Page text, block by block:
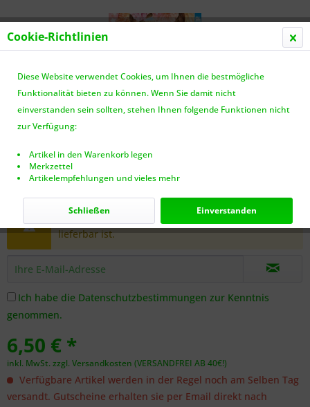
Dieser Artikel steht derzeit nicht zur Verfügung!
Benachrichtigen Sie mich, sobald der Artikel
lieferbar ist.
Ich habe die Datenschutzbestimmungen zur Kenntnis
genommen.
6,50 € *
inkl. MwSt. zzgl. Versandkosten (VERSANDFREI AB 40€!)
Verfügbare Artikel werden in der Regel noch am Selben Tag
versandt. Gutscheine erhalten sie per Email direkt nach
Cookie-Richtlinien
Diese Website verwendet Cookies, um Ihnen die bestmögliche
Funktionalität bieten zu können. Wenn Sie damit nicht
einverstanden sein sollten, stehen Ihnen folgende Funktionen nicht
zur Verfügung:
Artikel in den Warenkorb legen
Merkzettel
Artikelempfehlungen und vieles mehr
Einverstanden
Schließen